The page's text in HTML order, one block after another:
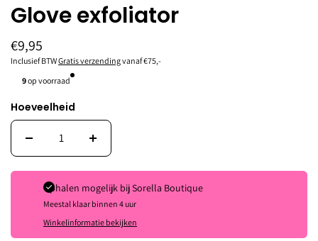
Glove exfoliator
€9,95
Inclusief BTWGratis verzendingvanaf €75,-
9op voorraad
Hoeveelheid
Ophalen mogelijk bijSorella Boutique
Meestal klaar binnen 4 uur
Winkelinformatie bekijken